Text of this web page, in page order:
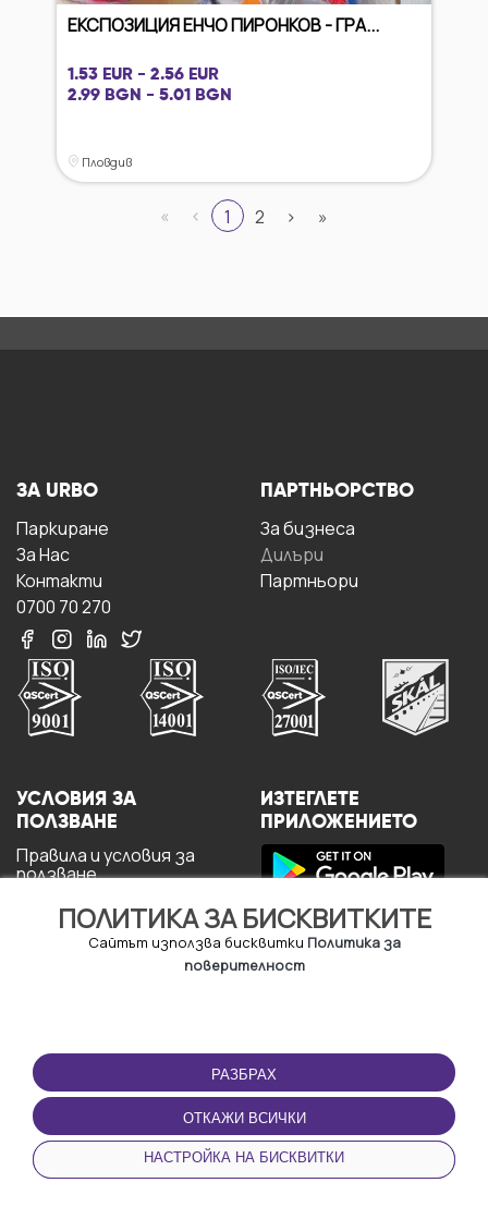
ЕКСПОЗИЦИЯ ЕНЧО ПИРОНКОВ - ГРА...
1.53 EUR - 2.56 EUR
2.99 BGN - 5.01 BGN
Пловдив
« ‹ 1 2 › »
ПОЛИТИКА ЗА БИСКВИТКИТЕ
Сайтът използва бисквитки Политика за
поверителност
РАЗБРАХ
ОТКАЖИ ВСИЧКИ
НАСТРОЙКА НА БИСКВИТКИ
ЗА URBO
Паркиране
За Hас
Контакти
0700 70 270
ПАРТНЬОРСТВО
За бизнесa
Дилъри
Партньори
УСЛОВИЯ ЗА
ПОЛЗВАНЕ
Правила и условия за
ползване
поверителност
Политика за кукита
ИЗТЕГЛЕТЕ
ПРИЛОЖЕНИЕТО
© Copyright - URBO 2026